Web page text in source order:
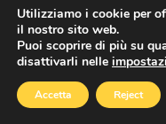
Utilizziamo i cookie per
il nostro sito web.
Puoi scoprire di più su
disattivarli nelle
Accetta Reject